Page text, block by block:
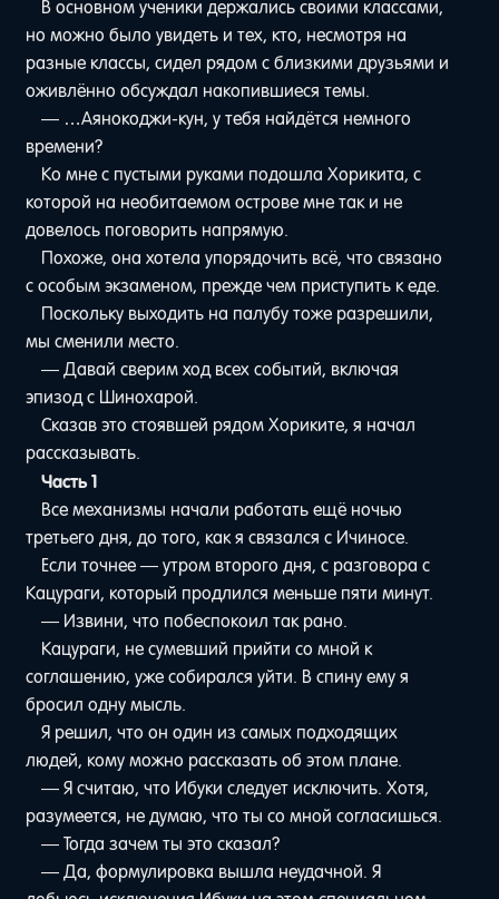
В основном ученики держались своими классами,
но можно было увидеть и тех, кто, несмотря на
разные классы, сидел рядом с близкими друзьями и
оживлённо обсуждал накопившиеся темы.
— …Аянокоджи-кун, у тебя найдётся немного
времени?
Ко мне с пустыми руками подошла Хорикита, с
которой на необитаемом острове мне так и не
довелось поговорить напрямую.
Похоже, она хотела упорядочить всё, что связано
с особым экзаменом, прежде чем приступить к еде.
Поскольку выходить на палубу тоже разрешили,
мы сменили место.
— Давай сверим ход всех событий, включая
эпизод с Шинохарой.
Сказав это стоявшей рядом Хориките, я начал
рассказывать.
Часть 1
Все механизмы начали работать ещё ночью
третьего дня, до того, как я связался с Ичиносе.
Если точнее — утром второго дня, с разговора с
Кацураги, который продлился меньше пяти минут.
— Извини, что побеспокоил так рано.
Кацураги, не сумевший прийти со мной к
соглашению, уже собирался уйти. В спину ему я
бросил одну мысль.
Я решил, что он один из самых подходящих
людей, кому можно рассказать об этом плане.
— Я считаю, что Ибуки следует исключить. Хотя,
разумеется, не думаю, что ты со мной согласишься.
— Тогда зачем ты это сказал?
— Да, формулировка вышла неудачной. Я